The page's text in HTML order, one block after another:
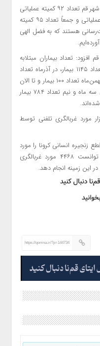
وی ادامه داد: بسیجیان در سطح محلات شهر قم تعداد ۹۲ کمیته‌ عملیاتی
محله و در شهر پردیسان تعداد ۳ کمیته‌ عملیاتی و جمعاً تعداد ۹۵ کمیته
هستند که به فضل الهی
تعداد بیماران مبتلابه
کرونا را در ابتدای طرح شهید سلیمانی تعداد ۱۱۴۵ بیمار، در آذرماه تعداد
۴۱۸ بیمار، در دی‌ماه تعداد ۱۷۸ بیمار، در بهمن‌ماه تعداد ۱۰۰ بیمار و تا الان
تعداد ۸۸ بیمار و به عبارتی در بازه زمانی سه ماه و نیم تعداد ۷۸۴ بیمار
مورد غربالگری حضوری و ۱۶ هزار مورد غربالگری تلفنی توسط
انسانی کرونا را مورد
تأکید قرارداد و خاطرنشان کرد: بسیج توانست ۴۴۶۸ مورد غربالگری
https://qomna.ir/?p=144734